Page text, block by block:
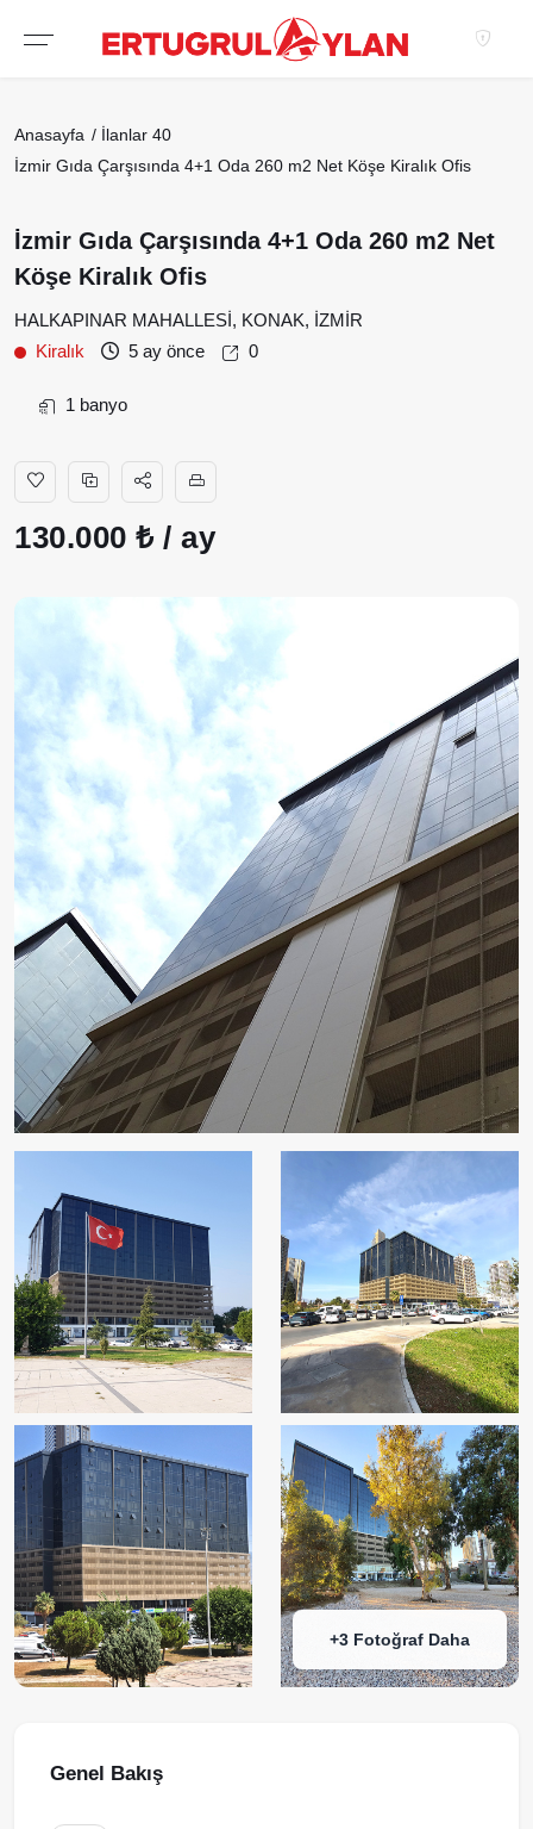
Anasayfa İlanlar 40
İzmir Gıda Çarşısında 4+1 Oda 260 m2 Net Köşe Kiralık Ofis
İzmir Gıda Çarşısında 4+1 Oda 260 m2 Net
Köşe Kiralık Ofis
HALKAPINAR MAHALLESİ, KONAK, İZMİR
Kiralık
5 ay önce 0
1 banyo
130.000 ₺ / ay
+3 Fotoğraf Daha
Genel Bakış
Hakkımızda
EKIBIMIZ
EMLAK OFISLERIMIZ